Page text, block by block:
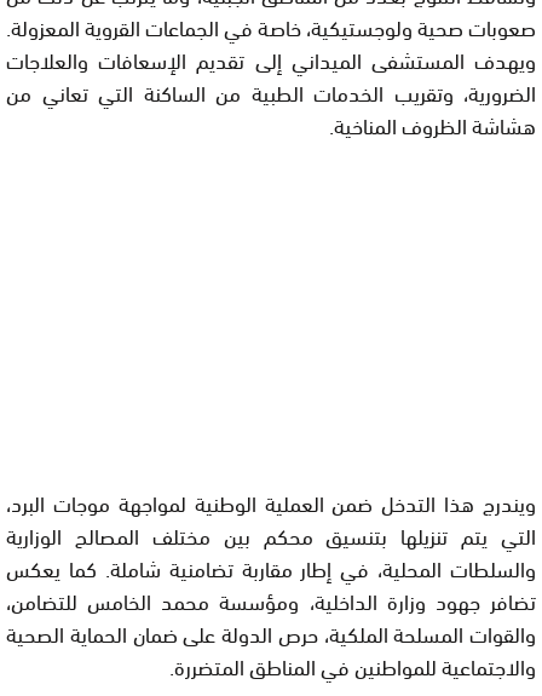
صعوبات صحية ولوجستيكية، خاصة في الجماعات القروية المعزولة.
ويهدف المستشفى الميداني إلى تقديم الإسعافات والعلاجات
الضرورية، وتقريب الخدمات الطبية من الساكنة التي تعاني من
هشاشة الظروف المناخية.
ويندرج هذا التدخل ضمن العملية الوطنية لمواجهة موجات البرد،
التي يتم تنزيلها بتنسيق محكم بين مختلف المصالح الوزارية
والسلطات المحلية، في إطار مقاربة تضامنية شاملة. كما يعكس
تضافر جهود وزارة الداخلية، ومؤسسة محمد الخامس للتضامن،
والقوات المسلحة الملكية، حرص الدولة على ضمان الحماية الصحية
والاجتماعية للمواطنين في المناطق المتضررة.